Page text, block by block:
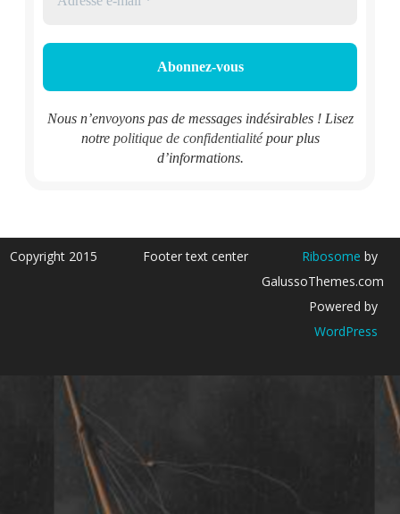
Nous n’envoyons pas de messages indésirables ! Lisez
notre politique de confidentialitépour plus
d’informations.
Copyright 2015 Footer text center Ribosome by
GalussoThemes.com
Powered by
WordPress